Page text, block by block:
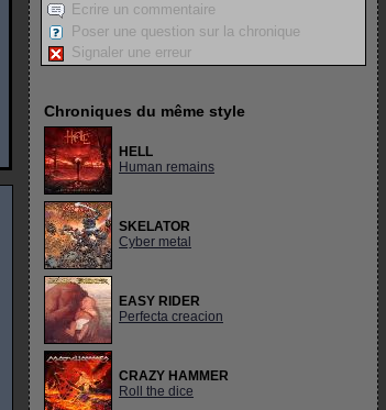
Ecrire un commentaire
Poser une question sur la chronique
Signaler une erreur
Chroniques du même style
HELL
Human remains
SKELATOR
Cyber metal
EASY RIDER
Perfecta creacion
CRAZY HAMMER
Roll the dice